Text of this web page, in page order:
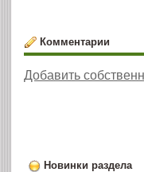
Комментарии
Добавить
Новинки раздела